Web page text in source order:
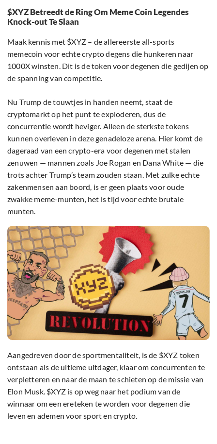
$XYZ Betreedt de Ring Om Meme Coin Legendes
Knock-out Te Slaan
Maak kennis met $XYZ – de allereerste all-sports
memecoin voor echte crypto degens die hunkeren naar
1000X winsten. Dit is de token voor degenen die gedijen op
de spanning van competitie.
Nu Trump de touwtjes in handen neemt, staat de
cryptomarkt op het punt te exploderen, dus de
concurrentie wordt heviger. Alleen de sterkste tokens
kunnen overleven in deze genadeloze arena. Hier komt de
dageraad van een crypto-era voor degenen met stalen
zenuwen — mannen zoals Joe Rogan en Dana White — die
trots achter Trump’s team zouden staan. Met zulke echte
zakenmensen aan boord, is er geen plaats voor oude
zwakke meme-munten, het is tijd voor echte brutale
munten.
Aangedreven door de sportmentaliteit, is de $XYZ token
ontstaan als de ultieme uitdager, klaar om concurrenten te
verpletteren en naar de maan te schieten op de missie van
Elon Musk. $XYZ is op weg naar het podium van de
winnaar om een ereteken te worden voor degenen die
leven en ademen voor sport en crypto.